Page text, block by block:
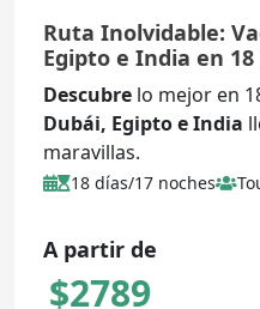
Ruta Inolvidable:
Egipto e India en 18
Descubre lo mejor en
Dubái, Egipto e India
maravillas.
18 días/17 noches
A partir de
$2789